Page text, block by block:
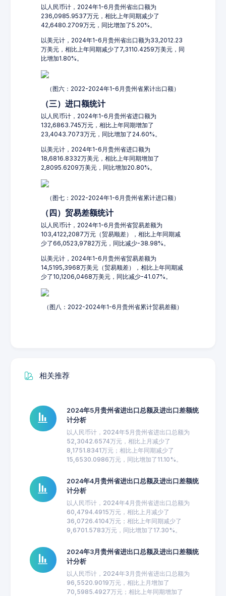
以人民币计，2024年1-6月贵州省出口额为
236,0985.9537万元，相比上年同期减少了
42,6480.2709万元，同比增加了5.20%。
以美元计，2024年1-6月贵州省出口额为33,2012.23
万美元，相比上年同期减少了7,3110.4259万美元，同
比增加1.80%。
（图六：2022-2024年1-6月贵州省累计出口额）
（三）进口额统计
以人民币计，2024年1-6月贵州省进口额为
132,6863.745万元，相比上年同期增加了
23,4043.7073万元，同比增加了24.60%。
以美元计，2024年1-6月贵州省进口额为
18,6816.8332万美元，相比上年同期增加了
2,8095.6209万美元，同比增加20.80%。
（图七：2022-2024年1-6月贵州省累计进口额）
（四）贸易差额统计
以人民币计，2024年1-6月贵州省贸易差额为
103,4122,2087万元（贸易顺差），相比上年同期减
少了66,0523,9782万元，同比减少-38.98%。
以美元计，2024年1-6月贵州省贸易差额为
14,5195,3968万美元（贸易顺差），相比上年同期减
少了10,1206,0468万美元，同比减少-41.07%。
（图八：2022-2024年1-6月贵州省累计贸易差额）
相关推荐
2024年5月贵州省进出口总额及进出口差额统
计分析
以人民币计，2024年5月贵州省进出口总额为
52,3042.6574万元，相比上月减少了
8,1751.8341万元；相比上年同期减少了
15,6530.0986万元，同比增加了11.10%。
2024年4月贵州省进出口总额及进出口差额统
计分析
以人民币计，2024年4月贵州省进出口总额为
60,4794.4915万元，相比上月减少了
36,0726.4104万元；相比上年同期减少了
9,6701.5783万元，同比增加了17.30%。
2024年3月贵州省进出口总额及进出口差额统
计分析
以人民币计，2024年3月贵州省进出口总额为
96,5520.9019万元，相比上月增加了
70,5985.4927万元；相比上年同期增加了